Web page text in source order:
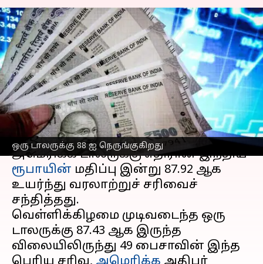
ஒரு டாலருக்கு 88 ஐ நெருங்குகிறது
இந்திய ரூபாயின் மதிப்பு
வரலாற்றுச் சரிவைச்
சந்தித்தது; ஒரு டாலருக்கு
88 ஐ நெருங்குகிறது
எழுதியவர் Venkatalakshmi V Feb 10, 2025 01:04 pm
செய்தி முன்னோட்டம்
அமெரிக்க டாலருக்கு எதிரான இந்திய
ரூபாயின் மதிப்பு இன்று 87.92 ஆக
உயர்ந்து வரலாற்றுச் சரிவைச்
சந்தித்தது.
வெள்ளிக்கிழமை முடிவடைந்த ஒரு
டாலருக்கு 87.43 ஆக இருந்த
விலையிலிருந்து 49 பைசாவின் இந்த